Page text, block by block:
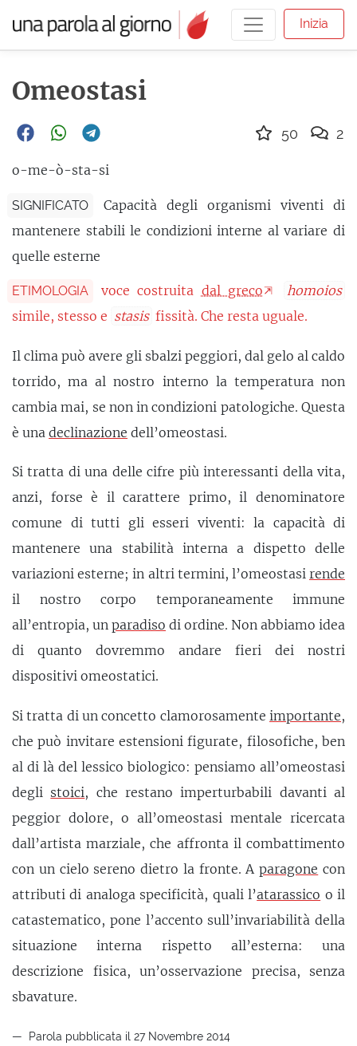
Inizia
Omeostasi
o-me-ò-sta-si
SIGNIFICATO
Capacità degli organismi viventi di
mantenere stabili le condizioni interne al variare di
quelle esterne
ETIMOLOGIA voce costruita dal greco
homoios
simile, stesso e stasis fissità. Che resta uguale.
Il clima può avere gli sbalzi peggiori, dal gelo al caldo
torrido, ma al nostro interno la temperatura non
cambia mai, se non in condizioni patologiche. Questa
è una declinazione dell’omeostasi.
Si tratta di una delle cifre più interessanti della vita,
anzi, forse è il carattere primo, il denominatore
comune di tutti gli esseri viventi: la capacità di
mantenere una stabilità interna a dispetto delle
variazioni esterne; in altri termini, l’omeostasi rende
il nostro corpo temporaneamente immune
all’entropia, un paradiso di ordine. Non abbiamo idea
di quanto dovremmo andare fieri dei nostri
dispositivi omeostatici.
Si tratta di un concetto clamorosamente importante,
che può invitare estensioni figurate, filosofiche, ben
al di là del lessico biologico: pensiamo all’omeostasi
degli stoici, che restano imperturbabili davanti al
peggior dolore, o all’omeostasi mentale ricercata
dall’artista marziale, che affronta il combattimento
con un cielo sereno dietro la fronte. Aparagone con
attributi di analoga specificità, quali l’atarassico o il
catastematico, pone l’accento sull’invariabilità della
situazione interna rispetto all’esterna: una
descrizione fisica, un’osservazione precisa, senza
sbavature.
Parola pubblicata il 27 Novembre 2014
50 2